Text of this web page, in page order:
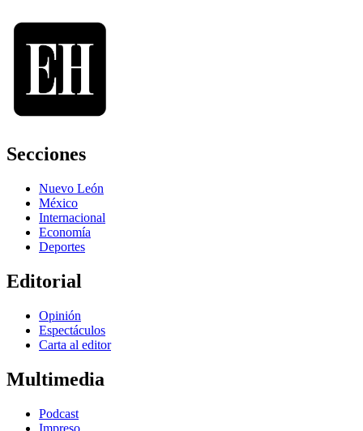
Secciones
Nuevo León
México
Internacional
Economía
Deportes
Editorial
Opinión
Espectáculos
Carta al editor
Multimedia
Podcast
Impreso